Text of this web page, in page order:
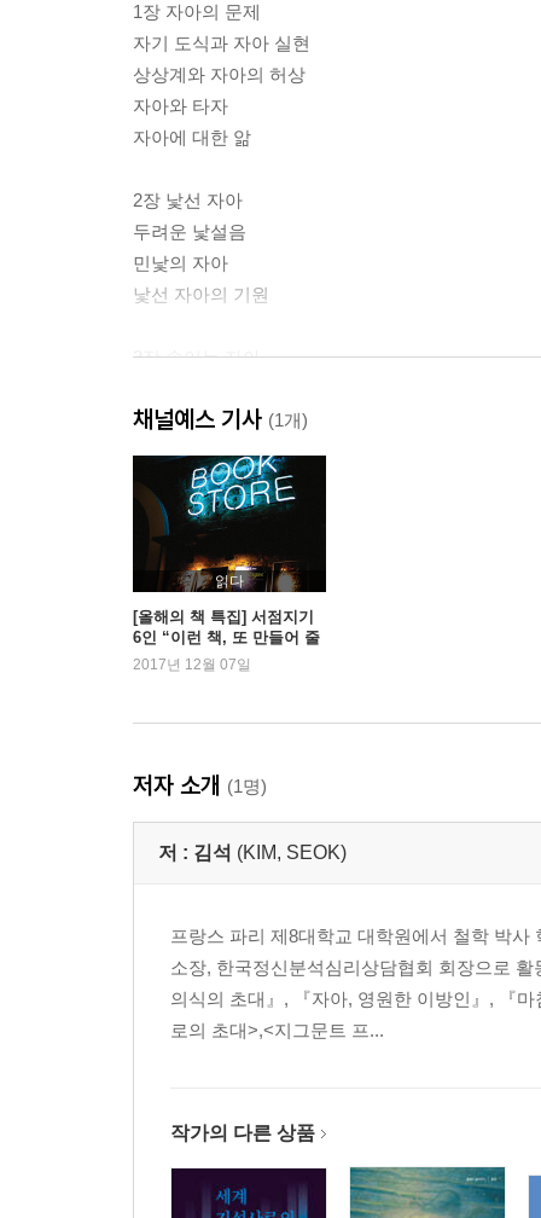
1장 자아의 문제
자기 도식과 자아 실현
상상계와 자아의 허상
자아와 타자
자아에 대한 앎
2장 낯선 자아
두려운 낯설음
민낯의 자아
낯선 자아의 기원
3장 속이는 자아
속이는 자아의 위험: 라쇼몽 효과와 그 폐해
자아의 방어 작용
4장 병든 자아
갈등하는 마음과 병
나르시시즘의 폐해
심술궂은 자아
5장 변하는 자아
6장 자아와 관계
참된 앎의 필요성
채널예스 기사 (1개)
읽다
[올해의 책 특집] 서점지기
6인 “이런 책, 또 만들어 줄
래요?”
2017년 12월 07일
저자 소개 (1명)
저 : 김석 (KIM, SEOK)
프랑스 파리 제8대학교 대학원에서 철학 박
소장, 한국정신분석심리상담협회 회장으로
의식의 초대』, 『자아, 영원한 이방인』, 『
로의 초대>,<지그문트 프...
작가의 다른 상품